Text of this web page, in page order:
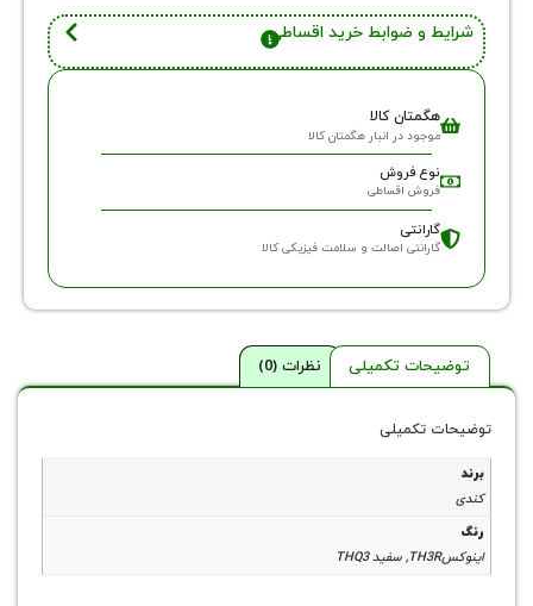
و ضوابط خرید اقساطی
در انبار هگمتان کالا
اصالت و سلامت فیزیکی کالا
تکمیلی نظرات (0)
تکمیلی